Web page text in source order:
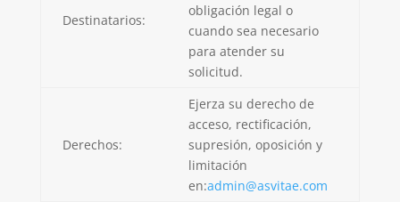
Destinatarios:
obligación legal o
cuando sea necesario
para atender su
solicitud.
Derechos:
Ejerza su derecho de
acceso, rectificación,
supresión, oposición y
limitación
en:admin@asvitae.com